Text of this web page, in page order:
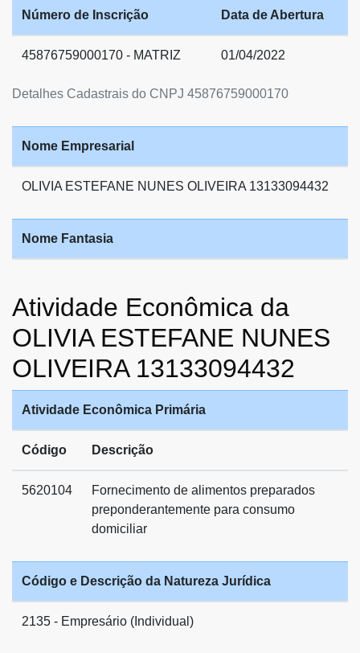
Detalhes Cadastrais do CNPJ 45876759000170
Número de Inscrição Data de Abertura
45876759000170 - MATRIZ 01/04/2022
Nome Empresarial
OLIVIA ESTEFANE NUNES OLIVEIRA 13133094432
Nome Fantasia
Atividade Econômica da
OLIVIA ESTEFANE NUNES
OLIVEIRA 13133094432
Atividade Econômica Primária
Código Descrição
5620104
Fornecimento de alimentos preparados
preponderantemente para consumo
domiciliar
Código e Descrição da Natureza Jurídica
2135 - Empresário (Individual)